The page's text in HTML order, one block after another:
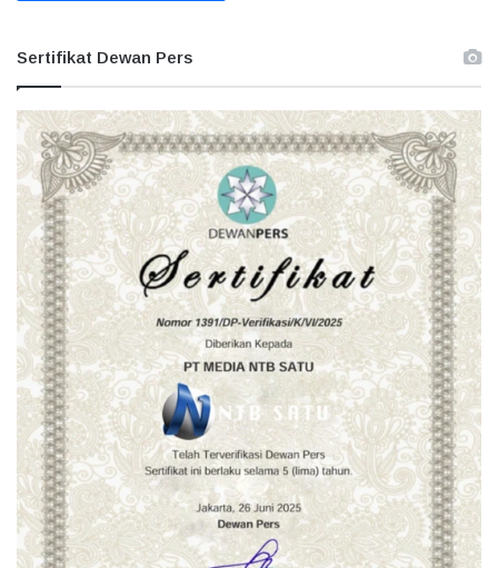
Sertifikat Dewan Pers